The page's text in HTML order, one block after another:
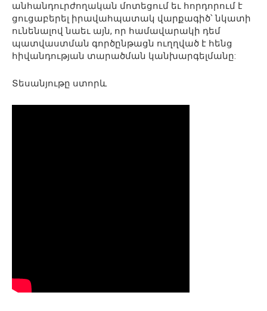
անհանդուրժողական մոտեցում եւ հորդորում է
ցուցաբերել իրավահպատակ վարքագիծ՝ նկատի
ունենալով նաեւ այն, որ համավարակի դեմ
պատվաստման գործընթացն ուղղված է հենց
հիվանդության տարածման կանխարգելմանը:
Տեսանյութը ստորև